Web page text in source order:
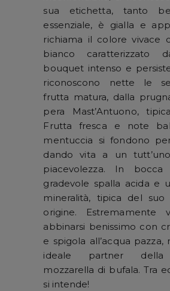
sua etichetta, tanto
essenziale, è gialla e
richiama il colore vivace
bianco caratterizzato
bouquet intenso e
riconoscono nette le
frutta matura, dalla
pera Mast’Antuono,
Frutta fresca e note
mentuccia si fondono
dando vita a un
piacevolezza. In
gradevole spalla acida e
mineralità, tipica del suo
origine. Estremamente
abbinarsi benissimo con
e spigola all’acqua pazza,
ideale partner della
mozzarella di bufala. Tra
si intende!